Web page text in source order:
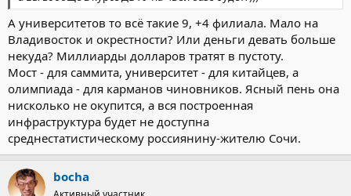
А университетов то всё такие 9, +4 филиала. Мало на
Владивосток и окрестности? Или деньги девать больше
некуда? Миллиарды долларов тратят в пустоту.
Мост - для саммита, университет - для китайцев, а
олимпиада - для карманов чиновников. Ясный пень она
нисколько не окупится, а вся построенная
инфраструктура будет не доступна
среднестатистическому россиянину-жителю Сочи.
bocha